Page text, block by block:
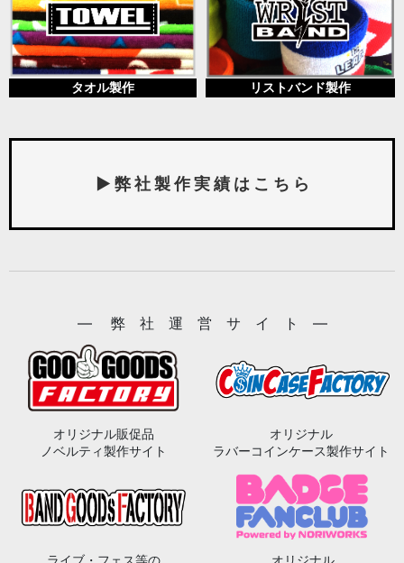
タオル製作 リストバンド製作
▶ 弊 社 製 作 実 績 は こ ち ら
― 弊 社 運 営 サ イ ト ―
オリジナル販促品
ノベルティ製作サイト
オリジナル
ラバーコインケース製作サイト
ライブ・フェス等の オリジナル